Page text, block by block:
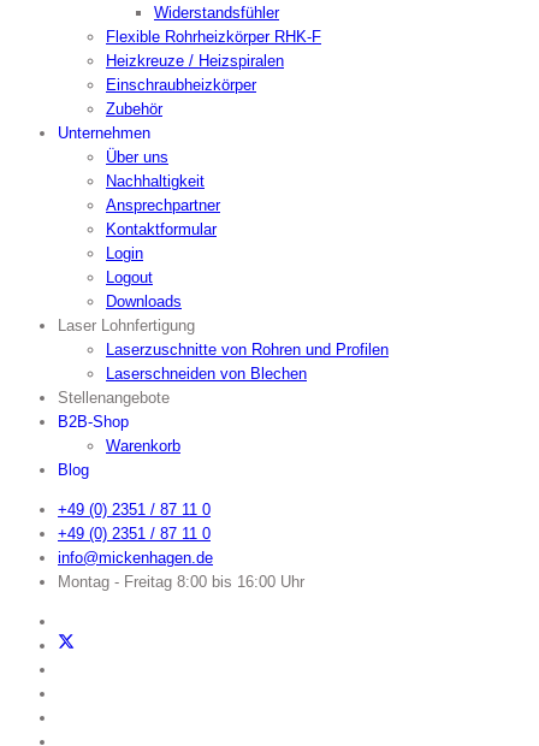
Widerstandsfühler
Flexible Rohrheizkörper RHK-F
Heizkreuze / Heizspiralen
Einschraubheizkörper
Zubehör
Unternehmen
Über uns
Nachhaltigkeit
Ansprechpartner
Kontaktformular
Login
Logout
Downloads
Laser Lohnfertigung
Laserzuschnitte von Rohren und Profilen
Laserschneiden von Blechen
Stellenangebote
B2B-Shop
Warenkorb
Blog
+49 (0) 2351 / 87 11 0
+49 (0) 2351 / 87 11 0
info@mickenhagen.de
Montag - Freitag 8:00 bis 16:00 Uhr